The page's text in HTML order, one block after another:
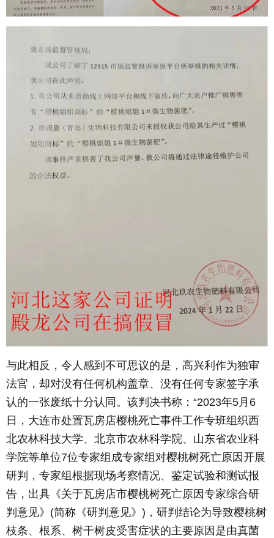
与此相反，令人感到不可思议的是，高兴利作为独审
法官，却对没有任何机构盖章、没有任何专家签字承
认的一张废纸十分认同。该判决书称：“2023年5月6
日，大连市处置瓦房店樱桃死亡事件工作专班组织西
北农林科技大学、北京市农林科学院、山东省农业科
学院等单位7位专家组成专家组对樱桃树死亡原因开展
研判，专家组根据现场考察情况、鉴定试验和测试报
告，出具《关于瓦房店市樱桃树死亡原因专家综合研
判意见》(简称《研判意见》)，研判结论为导致樱桃树
枝条、根系、树干树皮受害症状的主要原因是由真菌